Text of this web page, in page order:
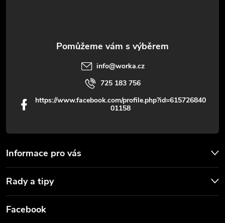
Informace pro vás
Rady a tipy
info@worka.cz
725 183 756
https://www.facebook.com/profile.php?id=615726840
01158
Facebook